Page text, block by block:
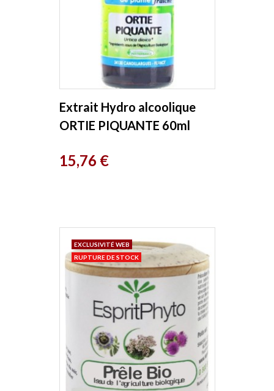
Extrait Hydro alcoolique
ORTIE PIQUANTE 60ml
Prix
15,76 €
EXCLUSIVITÉ WEB
RUPTURE DE STOCK